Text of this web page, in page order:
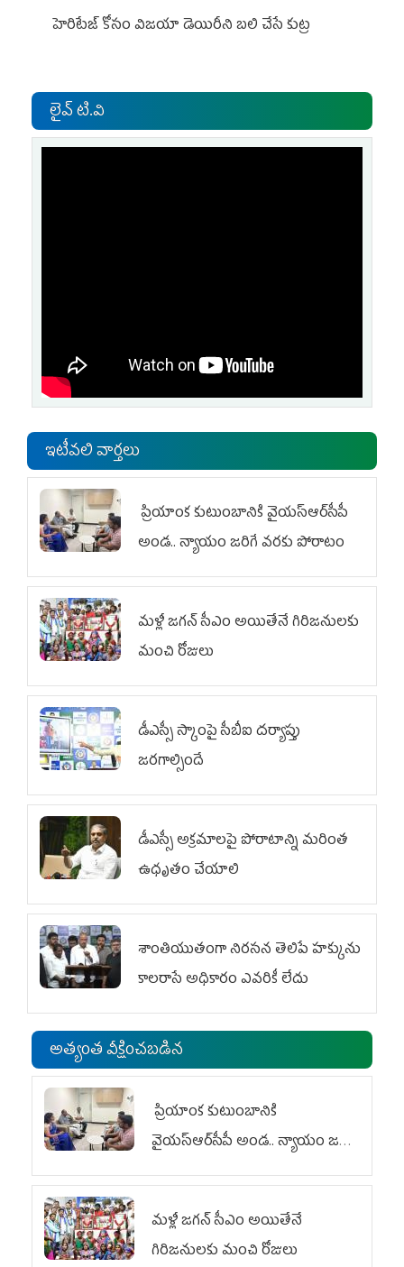
హెరిటేజ్ కోసం విజయా డెయిరీని బలి చేసే కుట్ర‌
లైవ్ టి.వి
ఇటీవలి వార్తలు
ప్రియాంక కుటుంబానికి వైయ‌స్ఆర్‌సీపీ
అండ.. న్యాయం జరిగే వరకు పోరాటం
మళ్లీ జగన్ సీఎం అయితేనే గిరిజనులకు
మంచి రోజులు
డీఎస్సీ స్కాంపై సీబీఐ దర్యాప్తు
జరగాల్సిందే
డీఎస్సీ అక్రమాలపై పోరాటాన్ని మరింత
ఉధృతం చేయాలి
శాంతియుతంగా నిరసన తెలిపే హక్కును
కాలరాసే అధికారం ఎవరికీ లేదు
అత్యంత వీక్షించబడిన
ప్రియాంక కుటుంబానికి
వైయ‌స్ఆర్‌సీపీ అండ.. న్యాయం జరిగే
వరకు పోరాటం
మళ్లీ జగన్ సీఎం అయితేనే
గిరిజనులకు మంచి రోజులు